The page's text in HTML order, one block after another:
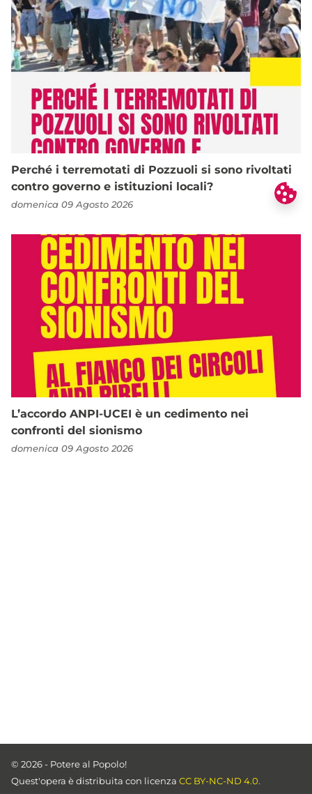
Perché i terremotati di Pozzuoli si sono rivoltati
contro governo e istituzioni locali?
domenica 09 Agosto 2026
L’accordo ANPI-UCEI è un cedimento nei
confronti del sionismo
domenica 09 Agosto 2026
© 2026 - Potere al Popolo!
Quest'opera è distribuita con licenza CC BY-NC-ND 4.0.